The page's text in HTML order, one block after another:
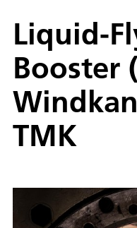
Liquid-
Booster
TMK